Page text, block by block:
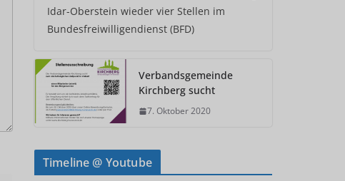
Idar-Oberstein wieder vier Stellen im
Bundesfreiwilligendienst (BFD)
Verbandsgemeinde
Kirchberg sucht
7. Oktober 2020
Timeline @ Youtube